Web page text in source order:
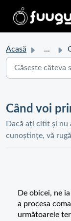
Acasă ...
Când voi
Dacă ați citit și nu
cunoștințe, vă
De obicei, ne
a procesa
următoarele